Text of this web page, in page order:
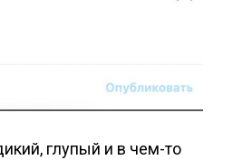
глупый и в чем-то